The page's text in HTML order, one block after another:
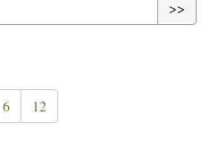
>>
6
12